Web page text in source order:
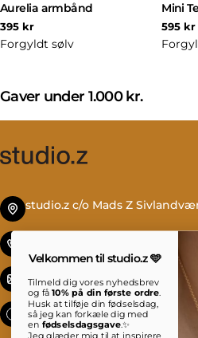
Aurelia armbånd
Normal
pris
395 kr
Forgyldt sølv
Mini
Normal
pris
595 kr
K
l
k
t
i
o
n
Gaver under 1.000 kr.
studio.z c/o Mads Z
info@studioz.dk
Mandag til torsdag: 8 - 16
Velkommen til studio.z 🩵
Tilmeld dig vores nyhedsbrev
og få10% på din første ordre.
Husk at tilføje din fødselsdag,
så jeg kan forkæle dig med
en fødselsdagsgave.✨
Jeg glæder mig til at inspirere